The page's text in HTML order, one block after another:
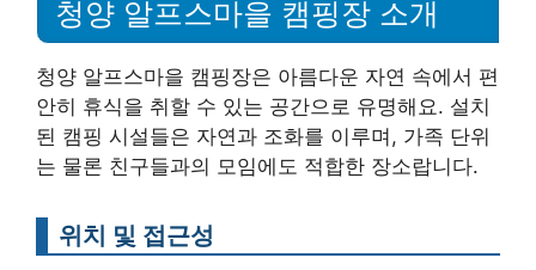
청양 알프스마을 캠핑장 소개
청양 알프스마을 캠핑장은 아름다운 자연 속에서 편
안히 휴식을 취할 수 있는 공간으로 유명해요. 설치
된 캠핑 시설들은 자연과 조화를 이루며, 가족 단위
는 물론 친구들과의 모임에도 적합한 장소랍니다.
위치 및 접근성